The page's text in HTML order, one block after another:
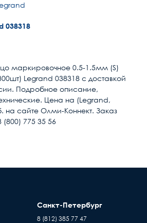
038318
Кольцо маркировочное
Пластик
шт
в течении 2-4
после поступления оплаты на
счёт
места куда может подъехать
заказчика
маркировочное 0.5-1.5мм (S)
Legrand 038318 с доставкой
Подробное описание,
Цена на (Legrand,
на сайте Олми-Коннект. Заказ
775 35 56
Санкт-Петербург
8 (812) 385 77 47